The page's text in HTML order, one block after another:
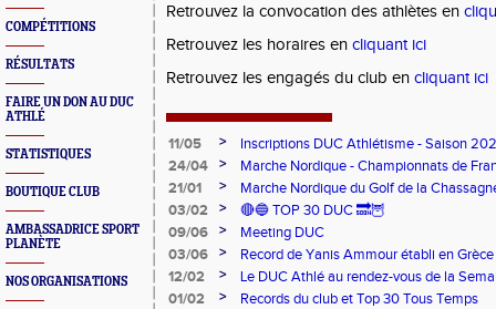
COMPÉTITIONS
RÉSULTATS
FAIRE UN DON AU DUC
ATHLÉ
STATISTIQUES
BOUTIQUE CLUB
AMBASSADRICE SPORT
PLANÈTE
NOS ORGANISATIONS
Retrouvez la convocation des athlètes en
Retrouvez les horaires en cliquant ici
Retrouvez les engagés du club en cliquant ici
11/05 >
Inscriptions DUC Athlétisme - Saison
24/04
>
Marche Nordique - Championnats de
21/01
>
Marche Nordique du Golf de la
03/02
>
🔴🔵 TOP 30 DUC 🔜🦉
09/06
>
Meeting DUC
03/06
>
Record de Yanis Ammour établi en Grèce
12/02
>
Le DUC Athlé au rendez-vous de la
Paralympique et du dispositif pilote "Jeux
01/02 >
Records du club et Top 30 Tous Temps